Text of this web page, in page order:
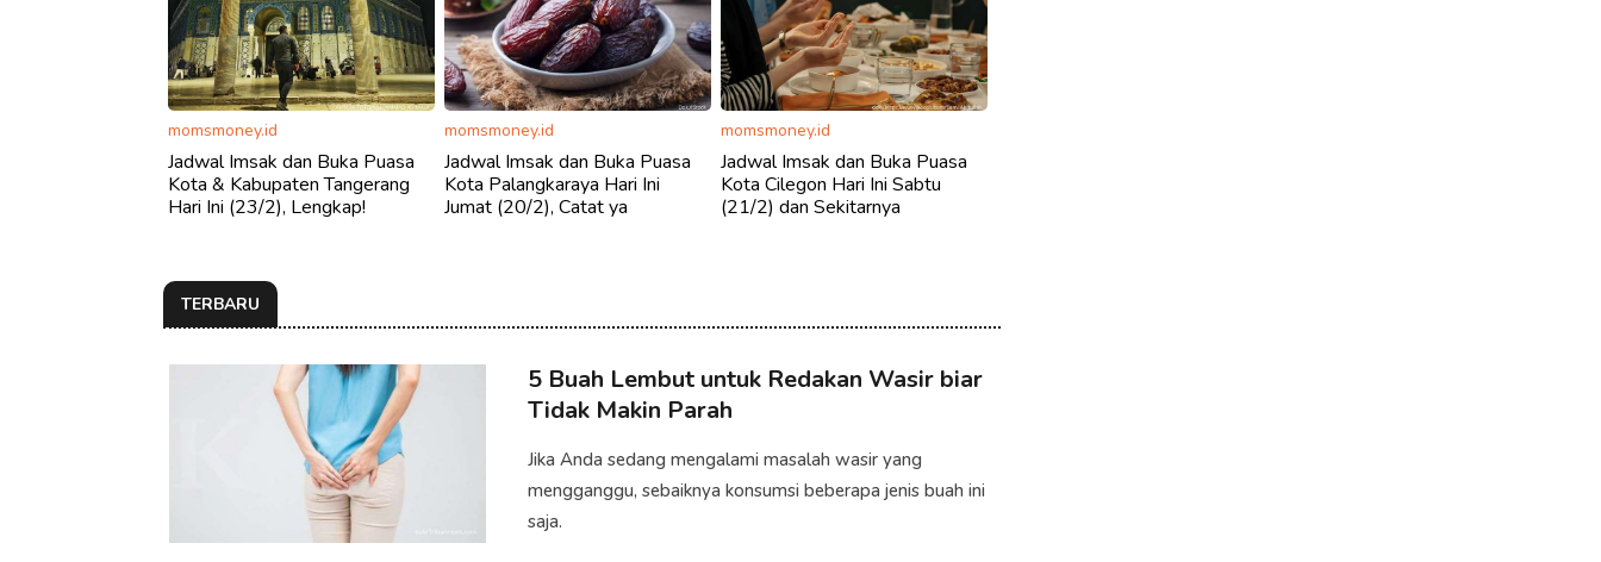
momsmoney.id
Jadwal Imsak dan Buka Puasa
Kota & Kabupaten Tangerang
Hari Ini (23/2), Lengkap!
momsmoney.id
Jadwal Imsak dan Buka Puasa
Kota Palangkaraya Hari Ini
Jumat (20/2), Catat ya
momsmoney.id
Jadwal Imsak dan Buka Puasa
Kota Cilegon Hari Ini Sabtu
(21/2) dan Sekitarnya
TERBARU
5 Buah Lembut untuk Redakan Wasir biar
Tidak Makin Parah
Jika Anda sedang mengalami masalah wasir yang
mengganggu, sebaiknya konsumsi beberapa jenis buah ini
saja.​